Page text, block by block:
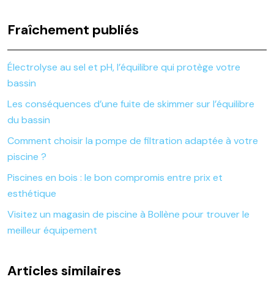
Fraîchement publiés
Électrolyse au sel et pH, l’équilibre qui protège votre
bassin
Les conséquences d’une fuite de skimmer sur l’équilibre
du bassin
Comment choisir la pompe de filtration adaptée à votre
piscine ?
Piscines en bois : le bon compromis entre prix et
esthétique
Visitez un magasin de piscine à Bollène pour trouver le
meilleur équipement
Articles similaires